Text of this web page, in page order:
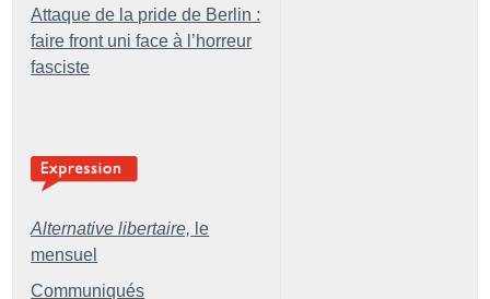
Attaque de la pride de Berlin :
faire front uni face à l’horreur
fasciste
Alternative libertaire, le
mensuel
Communiqués